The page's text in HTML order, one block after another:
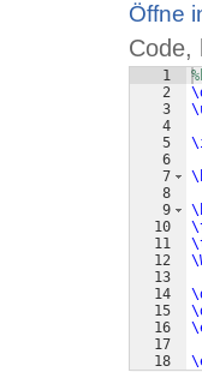
Öffne
Code,
1
2
3
4
5
6
7
8
9
10
11
12
13
14
15
16
17
18